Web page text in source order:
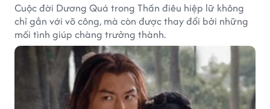
Cuộc đời Dương Quá trong Thần điêu hiệp lữ không
chỉ gắn với võ công, mà còn được thay đổi bởi những
mối tình giúp chàng trưởng thành.